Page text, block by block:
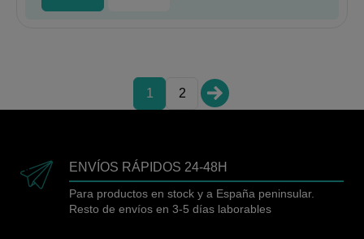
1 2
ENVÍOS RÁPIDOS 24-48H
Para productos en stock y a España peninsular.
Resto de envíos en 3-5 días laborables